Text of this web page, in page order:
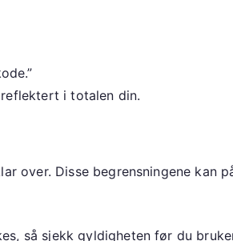
i totalen din.
over. Disse begrensningene kan
så sjekk gyldigheten før du